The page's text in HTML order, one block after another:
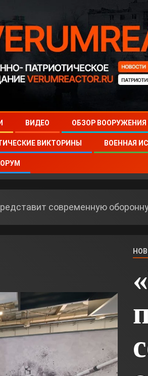
ВИДЕО ОБЗОР ВООРУЖЕНИЯ
ВИКТОРИНЫ ВОЕННАЯ
современную